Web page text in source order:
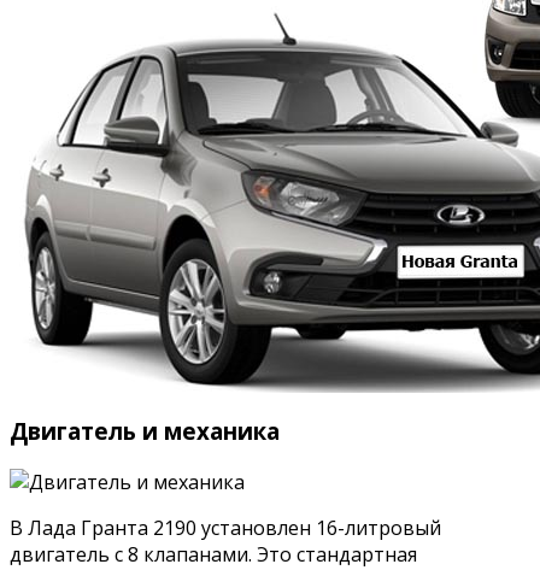
Двигатель и механика
В Лада Гранта 2190 установлен 16-литровый
двигатель с 8 клапанами. Это стандартная